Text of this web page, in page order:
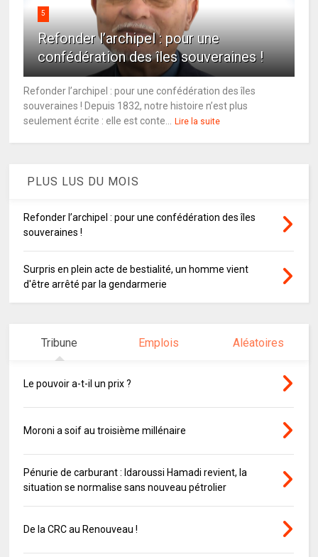
5
Refonder l’archipel : pour une
confédération des îles souveraines !
Refonder l’archipel : pour une confédération des îles
souveraines ! Depuis 1832, notre histoire n’est plus
seulement écrite : elle est conte... Lire la suite
PLUS LUS DU MOIS
Refonder l’archipel : pour une confédération des îles
souveraines !
Surpris en plein acte de bestialité, un homme vient
d'être arrêté par la gendarmerie
Tribune Emplois Aléatoires
Le pouvoir a-t-il un prix ?
Moroni a soif au troisième millénaire
Pénurie de carburant : Idaroussi Hamadi revient, la
situation se normalise sans nouveau pétrolier
De la CRC au Renouveau !